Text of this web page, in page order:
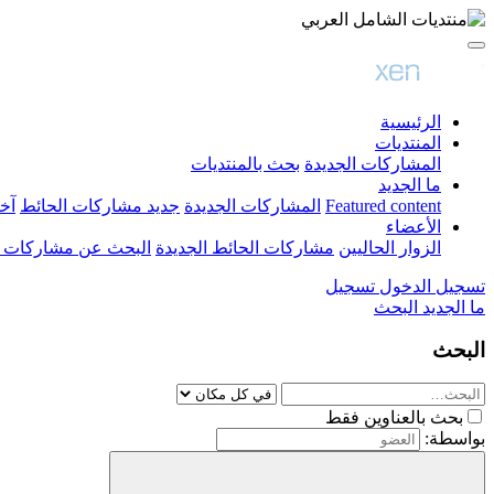
الرئيسية
المنتديات
المشاركات الجديدة بحث بالمنتديات
ما الجديد
Featured content المشاركات الجديدة جديد مشاركات الحائط
الأعضاء
الزوار الحاليين مشاركات الحائط الجديدة البحث عن
تسجيل الدخول تسجيل
ما الجديد البحث
البحث
بحث بالعناوين فقط
بواسطة: